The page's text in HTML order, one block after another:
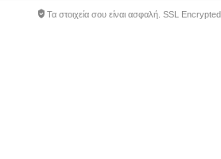
Τα στοιχεία σου είναι ασφαλή. SSL Encrypted